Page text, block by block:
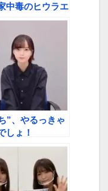
中毒のヒウラエ
ん」
”、やるっきゃ
しょ！